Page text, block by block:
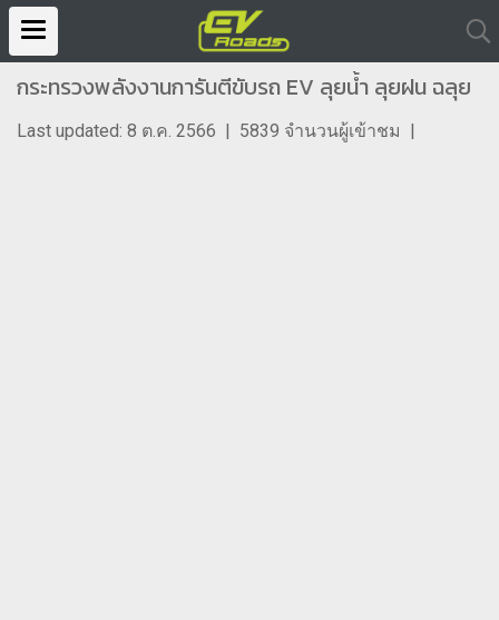
กระทรวงพลังงานการันตีขับรถ EV ลุยน้ำ ลุยฝน ฉลุย
Last updated: 8 ต.ค. 2566 | 5839 จำนวนผู้เข้าชม |